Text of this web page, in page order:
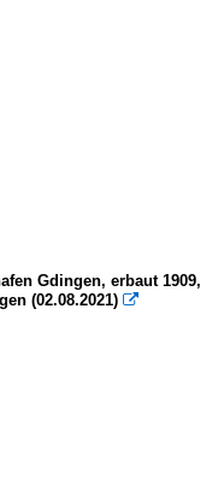
Gdingen, erbaut 1909,
(02.08.2021) 